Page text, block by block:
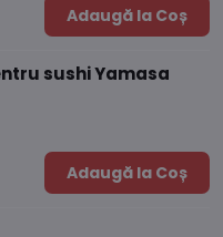
Adaugă la Coș
sushi Yamasa
Adaugă la Coș